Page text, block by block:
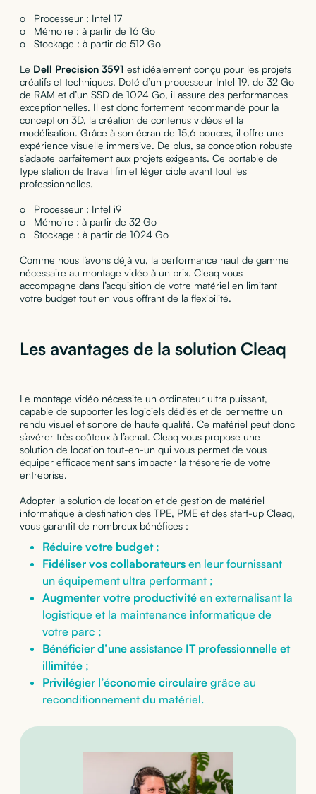
o Processeur : Intel 17
o Mémoire : à partir de 16 Go
o Stockage : à partir de 512 Go
Le Dell Precision 3591 est idéalement conçu pour les projets
créatifs et techniques. Doté d’un processeur Intel 19, de 32 Go
de RAM et d’un SSD de 1024 Go, il assure des performances
exceptionnelles. Il est donc fortement recommandé pour la
conception 3D, la création de contenus vidéos et la
modélisation. Grâce à son écran de 15,6 pouces, il offre une
expérience visuelle immersive. De plus, sa conception robuste
s’adapte parfaitement aux projets exigeants. Ce portable de
type station de travail fin et léger cible avant tout les
professionnelles.
o Processeur : Intel i9
o Mémoire : à partir de 32 Go
o Stockage : à partir de 1024 Go
Comme nous l’avons déjà vu, la performance haut de gamme
nécessaire au montage vidéo à un prix. Cleaq vous
accompagne dans l’acquisition de votre matériel en limitant
votre budget tout en vous offrant de la flexibilité.
Les avantages de la solution Cleaq
Le montage vidéo nécessite un ordinateur ultra puissant,
capable de supporter les logiciels dédiés et de permettre un
rendu visuel et sonore de haute qualité. Ce matériel peut donc
s’avérer très coûteux à l’achat. Cleaq vous propose une
solution de location tout-en-un qui vous permet de vous
équiper efficacement sans impacter la trésorerie de votre
entreprise.
Adopter la solution de location et de gestion de matériel
informatique à destination des TPE, PME et des start-up Cleaq,
vous garantit de nombreux bénéfices :
Réduire votre budget ;
Fidéliser vos collaborateursen leur fournissant
un équipement ultra performant ;
Augmenter votre productivité en externalisant la
logistique et la maintenance informatique de
votre parc ;
Bénéficier d’une assistance IT professionnelle et
illimitée ;
Privilégier l’économie circulairegrâce au
reconditionnement du matériel.